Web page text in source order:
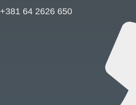
+381 64 2626 650